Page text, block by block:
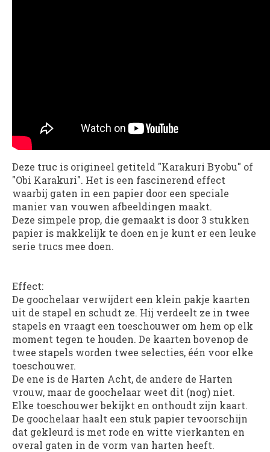
Deze truc is origineel getiteld "Karakuri Byobu" of
"Obi Karakuri". Het is een fascinerend effect
waarbij gaten in een papier door een speciale
manier van vouwen afbeeldingen maakt.
Deze simpele prop, die gemaakt is door 3 stukken
papier is makkelijk te doen en je kunt er een leuke
serie trucs mee doen.
Effect:
De goochelaar verwijdert een klein pakje kaarten
uit de stapel en schudt ze. Hij verdeelt ze in twee
stapels en vraagt ​​een toeschouwer om hem op elk
moment tegen te houden. De kaarten bovenop de
twee stapels worden twee selecties, één voor elke
toeschouwer.
De ene is de Harten Acht, de andere de Harten
vrouw, maar de goochelaar weet dit (nog) niet.
Elke toeschouwer bekijkt en onthoudt zijn kaart.
De goochelaar haalt een stuk papier tevoorschijn
dat gekleurd is met rode en witte vierkanten en
overal gaten in de vorm van harten heeft.